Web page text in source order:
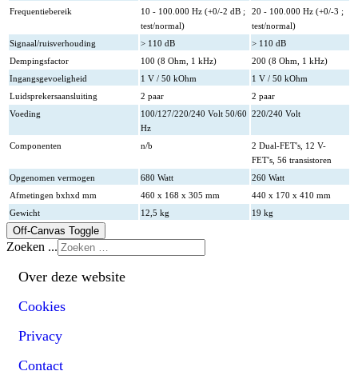
Frequentiebereik
10 - 100.000 Hz (+0/-2 dB ;
test/normal)
20 - 100.000 Hz (+0/-3 ;
test/normal)
Signaal/ruisverhouding
> 110 dB
> 110 dB
Dempingsfactor
100 (8 Ohm, 1 kHz)
200 (8 Ohm, 1 kHz)
Ingangsgevoeligheid
1 V / 50 kOhm
1 V / 50 kOhm
Luidsprekersaansluiting
2 paar
2 paar
Voeding
100/127/220/240 Volt 50/60
Hz
220/240 Volt
Componenten n/b
2 Dual-FET's, 12 V-
FET's, 56 transistoren
Opgenomen vermogen
680 Watt
260 Watt
Afmetingen bxhxd mm
460 x 168 x 305 mm
440 x 170 x 410 mm
Gewicht
12,5 kg 19 kg
Off-Canvas Toggle
Zoeken ...
Over deze website
Cookies
Privacy
Contact